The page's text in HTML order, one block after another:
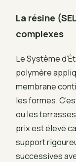
La résine
complexes
Le Système
polymère
membrane
les formes.
ou les
prix est élevé
support
successives